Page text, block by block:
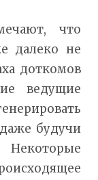
что
далеко не
доткомов
ведущие
будучи